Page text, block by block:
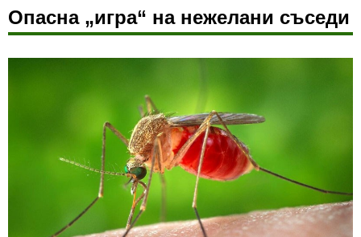
Опасна „игра“ на нежелани съседи